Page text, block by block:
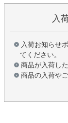
入
入荷お知らせ
てください。
商品が入荷し
商品の入荷や